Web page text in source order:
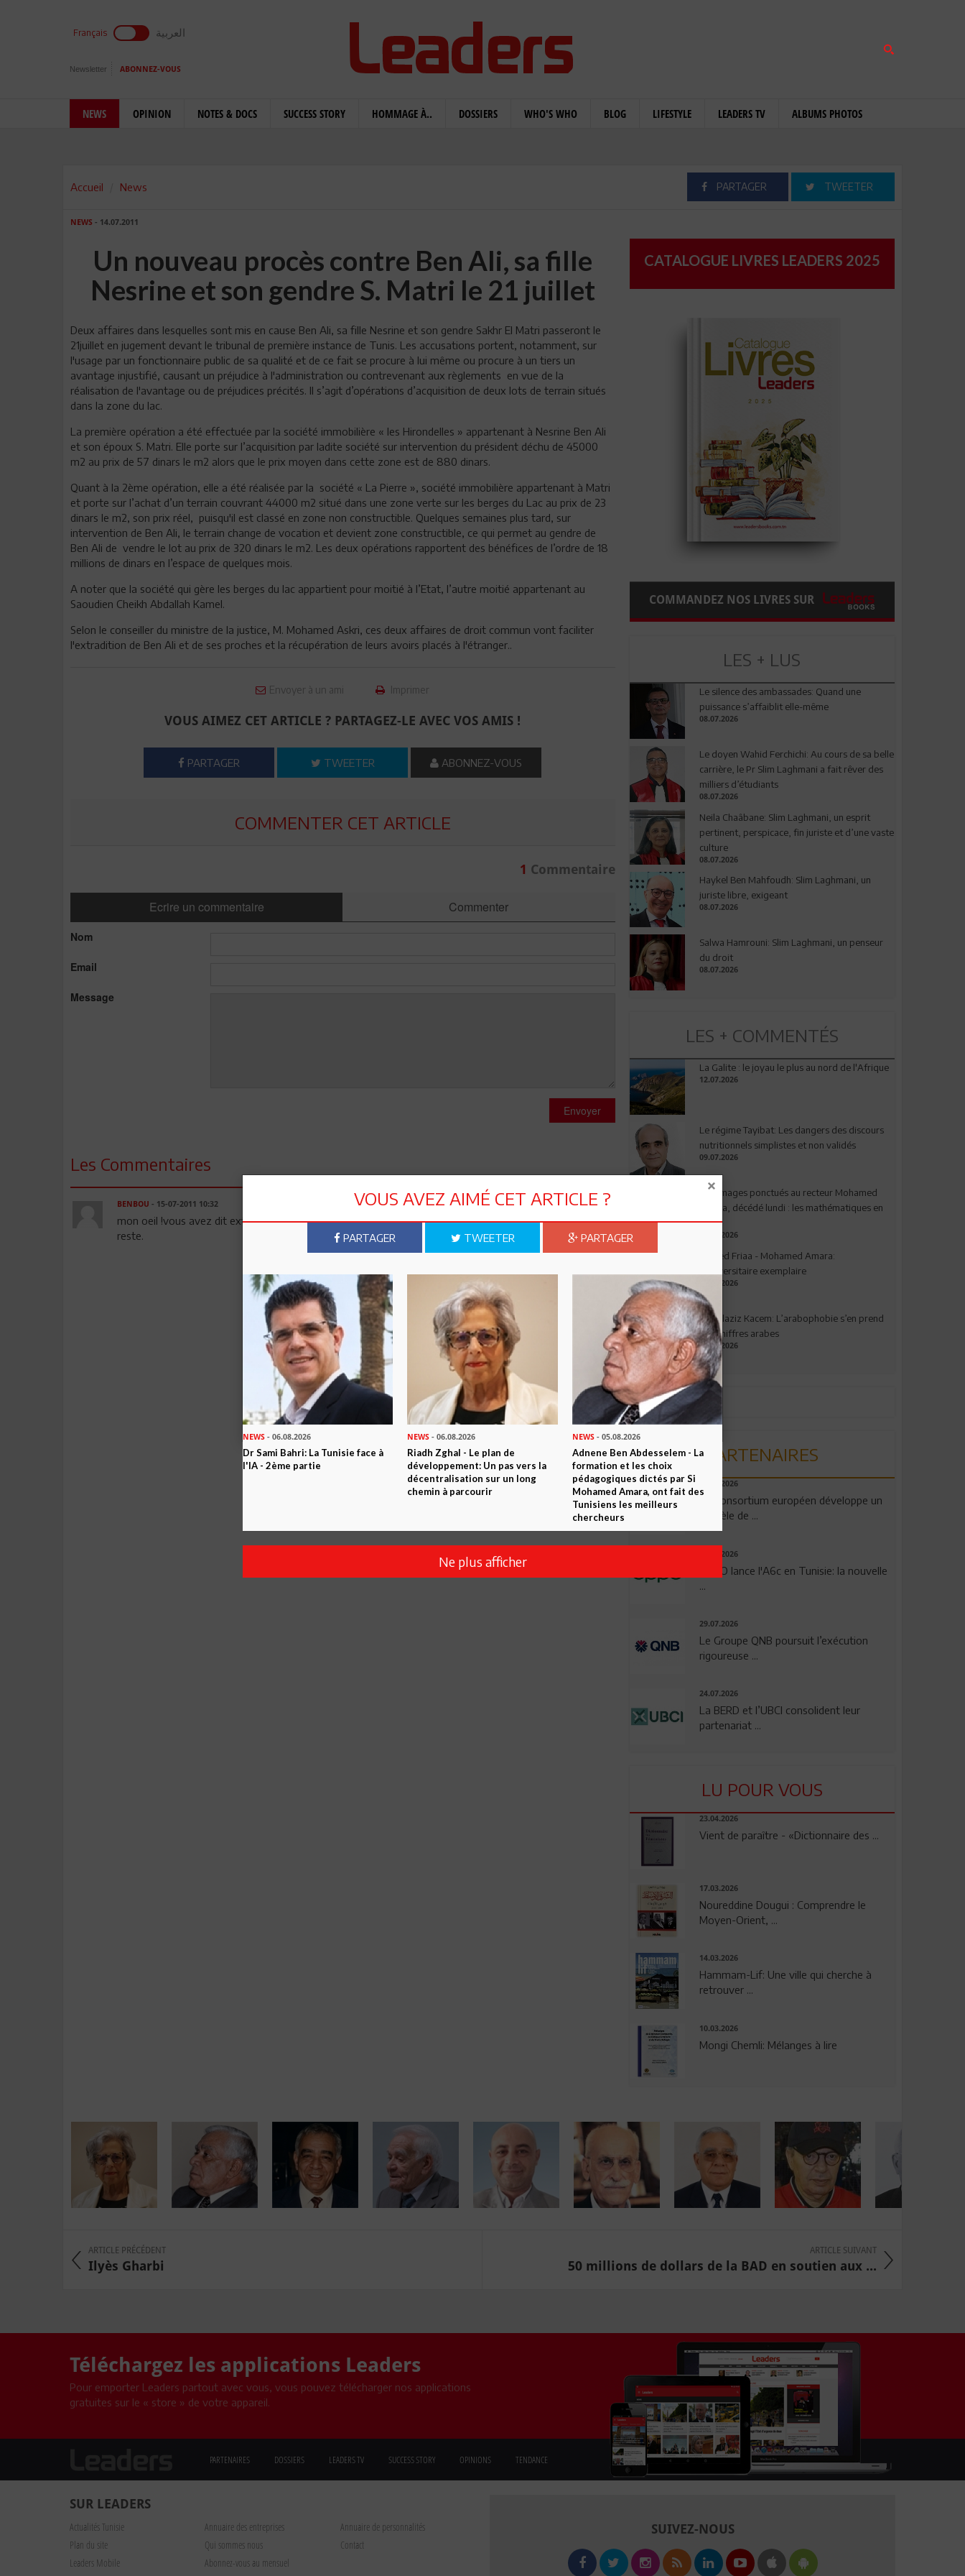
Français العربية
Newsletter ABONNEZ-VOUS
NEWS OPINION NOTES & DOCS SUCCESS STORY HOMMAGE À.. DOSSIERS WHO'S WHO BLOG LIFESTYLE LEADERS TV ALBUMS PHOTOS
Accueil News PARTAGER TWEETER
NEWS - 14.07.2011
Un nouveau procès contre Ben Ali, sa fille
Nesrine et son gendre S. Matri le 21 juillet
Deux affaires dans lesquelles sont mis en cause Ben Ali, sa fille Nesrine et son gendre Sakhr El Matri passeront le
21juillet en jugement devant le tribunal de première instance de Tunis. Les accusations portent, notamment, sur
l'usage par un fonctionnaire public de sa qualité et de ce fait se procure à lui même ou procure à un tiers un
avantage injustifié, causant un préjudice à l'administration ou contrevenant aux règlements en vue de la
réalisation de l'avantage ou de préjudices précités. Il s’agit d’opérations d’acquisition de deux lots de terrain situés
dans la zone du lac.
La première opération a été effectuée par la société immobilière « les Hirondelles » appartenant à Nesrine Ben Ali
et son époux S. Matri. Elle porte sur l’acquisition par ladite société sur intervention du président déchu de 45000
m2 au prix de 57 dinars le m2 alors que le prix moyen dans cette zone est de 880 dinars.
Quant à la 2ème opération, elle a été réalisée par la société « La Pierre », société immobilière appartenant à Matri
et porte sur l’achat d’un terrain couvrant 44000 m2 situé dans une zone verte sur les berges du Lac au prix de 23
dinars le m2, son prix réel, puisqu'il est classé en zone non constructible. Quelques semaines plus tard, sur
intervention de Ben Ali, le terrain change de vocation et devient zone constructible, ce qui permet au gendre de
Ben Ali de vendre le lot au prix de 320 dinars le m2. Les deux opérations rapportent des bénéfices de l’ordre de 18
millions de dinars en l’espace de quelques mois.
A noter que la société qui gère les berges du lac appartient pour moitié à l’Etat, l’autre moitié appartenant au
Saoudien Cheikh Abdallah Kamel.
Selon le conseiller du ministre de la justice, M. Mohamed Askri, ces deux affaires de droit commun vont faciliter
l'extradition de Ben Ali et de ses proches et la récupération de leurs avoirs placés à l'étranger..
Envoyer à un ami Imprimer
VOUS AIMEZ CET ARTICLE ? PARTAGEZ-LE AVEC VOS AMIS !
PARTAGER TWEETER ABONNEZ-VOUS
COMMENTER CET ARTICLE
1 Commentaire
Ecrire un commentaire Commenter
Nom
Email
Message
Envoyer
Les Commentaires
BENBOU - 15-07-2011 10:32
mon oeil !vous avez dit extradition....n y revez pas trop ;faites votre travail et laissez le temps faire le
reste.
CATALOGUE LIVRES LEADERS 2025
COMMANDEZ NOS LIVRES SUR
LES + LUS
Le silence des ambassades: Quand une
puissance s’affaiblit elle-même
08.07.2026
Le doyen Wahid Ferchichi: Au cours de sa belle
carrière, le Pr Slim Laghmani a fait rêver des
milliers d’étudiants
08.07.2026
Neila Chaâbane: Slim Laghmani, un esprit
pertinent, perspicace, fin juriste et d’une vaste
culture
08.07.2026
Haykel Ben Mahfoudh: Slim Laghmani, un
juriste libre, exigeant
08.07.2026
Salwa Hamrouni: Slim Laghmani, un penseur
du droit
08.07.2026
LES + COMMENTÉS
La Galite : le joyau le plus au nord de l'Afrique
12.07.2026
Le régime Tayibat: Les dangers des discours
nutritionnels simplistes et non validés
09.07.2026
Hommages ponctués au recteur Mohamed
Amara, décédé lundi : les mathématiques en
deuil
03.08.2026
Ahmed Friaa - Mohamed Amara:
l’Universitaire exemplaire
04.08.2026
Abdelaziz Kacem: L’arabophobie s’en prend
aux chiffres arabes
09.07.2026
PARTENAIRES
06.08.2026
Un consortium européen développe un
modèle de ...
04.08.2026
OPPO lance l'A6c en Tunisie: la nouvelle
...
29.07.2026
Le Groupe QNB poursuit l’exécution
rigoureuse ...
24.07.2026
La BERD et l’UBCI consolident leur
partenariat ...
LU POUR VOUS
23.04.2026
Vient de paraître - «Dictionnaire des ...
17.03.2026
Noureddine Dougui : Comprendre le
Moyen-Orient, ...
14.03.2026
Hammam-Lif: Une ville qui cherche à
retrouver ...
10.03.2026
Mongi Chemli: Mélanges à lire
ARTICLE PRÉCÉDENT
Ilyès Gharbi
ARTICLE SUIVANT
50 millions de dollars de la BAD en soutien aux ...
Téléchargez les applications Leaders
Pour emporter Leaders partout avec vous, vous pouvez télécharger nos applications
gratuites sur le « store » de votre appareil.
PARTENAIRES DOSSIERS LEADERS TV SUCCESS STORY OPINIONS TENDANCE
SUR LEADERS
Actualités Tunisie Annuaire des entreprises
Annuaire de personnalités
Plan du site
Qui sommes nous
Contact
Leaders Mobile
Abonnez-vous au mensuel
SUIVEZ-NOUS
VOUS AVEZ AIMÉ CET ARTICLE ?
PARTAGER TWEETER PARTAGER
NEWS - 06.08.2026
Dr Sami Bahri: La Tunisie face à
l'IA - 2ème partie
NEWS - 06.08.2026
Riadh Zghal - Le plan de
développement: Un pas vers la
décentralisation sur un long
chemin à parcourir
NEWS- 05.08.2026
Adnene Ben Abdesselem - La
formation et les choix
pédagogiques dictés par Si
Mohamed Amara, ont fait des
Tunisiens les meilleurs
chercheurs
Ne plus afficher